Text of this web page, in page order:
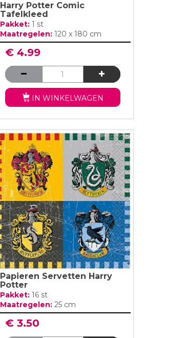
Harry Potter Comic
Tafelkleed
Pakket: 1 st
Maatregelen: 120 x 180 cm
€ 4.99
IN WINKELWAGEN
Papieren Servetten Harry
Potter
Pakket: 16 st
Maatregelen: 25 cm
€ 3.50